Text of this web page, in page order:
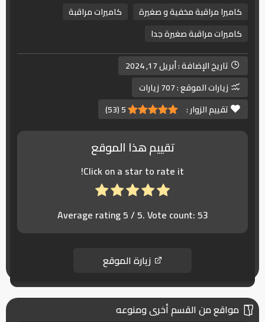
كاميرا مراقبة مخفية و صغيرة
كاميرات مراقبة
كاميرات مراقبة صغيرة جدا
تاريخ الإضافة :أبريل 17, 2024
زيارات الموقع :707 زيارات
تقييم الزوار :
5
(
53
)
تقييم هذا الموقع
Click on a star to rate it!
Average rating5/ 5. Vote count:53
زيارة الموقع
مواقع من القسم أخرى ومنوعه